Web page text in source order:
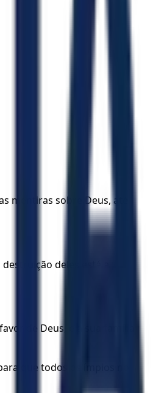
mentiras sobre Deus, até
deles está a
de Deus, e a sua família
que todos os ímpios no